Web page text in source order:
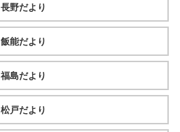
長野だより
飯能だより
福島だより
松戸だより